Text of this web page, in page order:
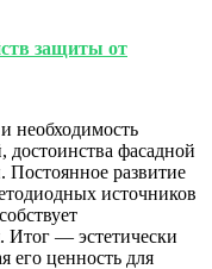
защиты от
необходимость
фасадной
Постоянное развитие
источников
Итог — эстетически
его ценность для